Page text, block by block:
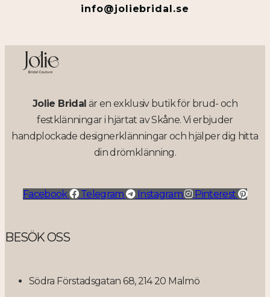
info@joliebridal.se
Jolie Bridal är en exklusiv butik för brud- och
festklänningar i hjärtat av Skåne. Vi erbjuder
handplockade designerklänningar och hjälper dig hitta
din drömklänning.
Facebook Telegram Instagram Pinterest
BESÖK OSS
Södra Förstadsgatan 68, 214 20 Malmö